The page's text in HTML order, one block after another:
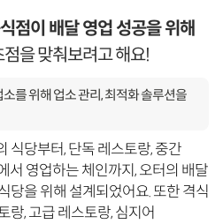
점이 배달 영업 성공을 위해
점을 맞춰보려고 해요!
를 위해 업소 관리, 최적화 솔루션을
식당부터, 단독 레스토랑, 중간
서 영업하는 체인까지, 오터의 배달
당을 위해 설계되었어요. 또한 격식
랑, 고급 레스토랑, 심지어